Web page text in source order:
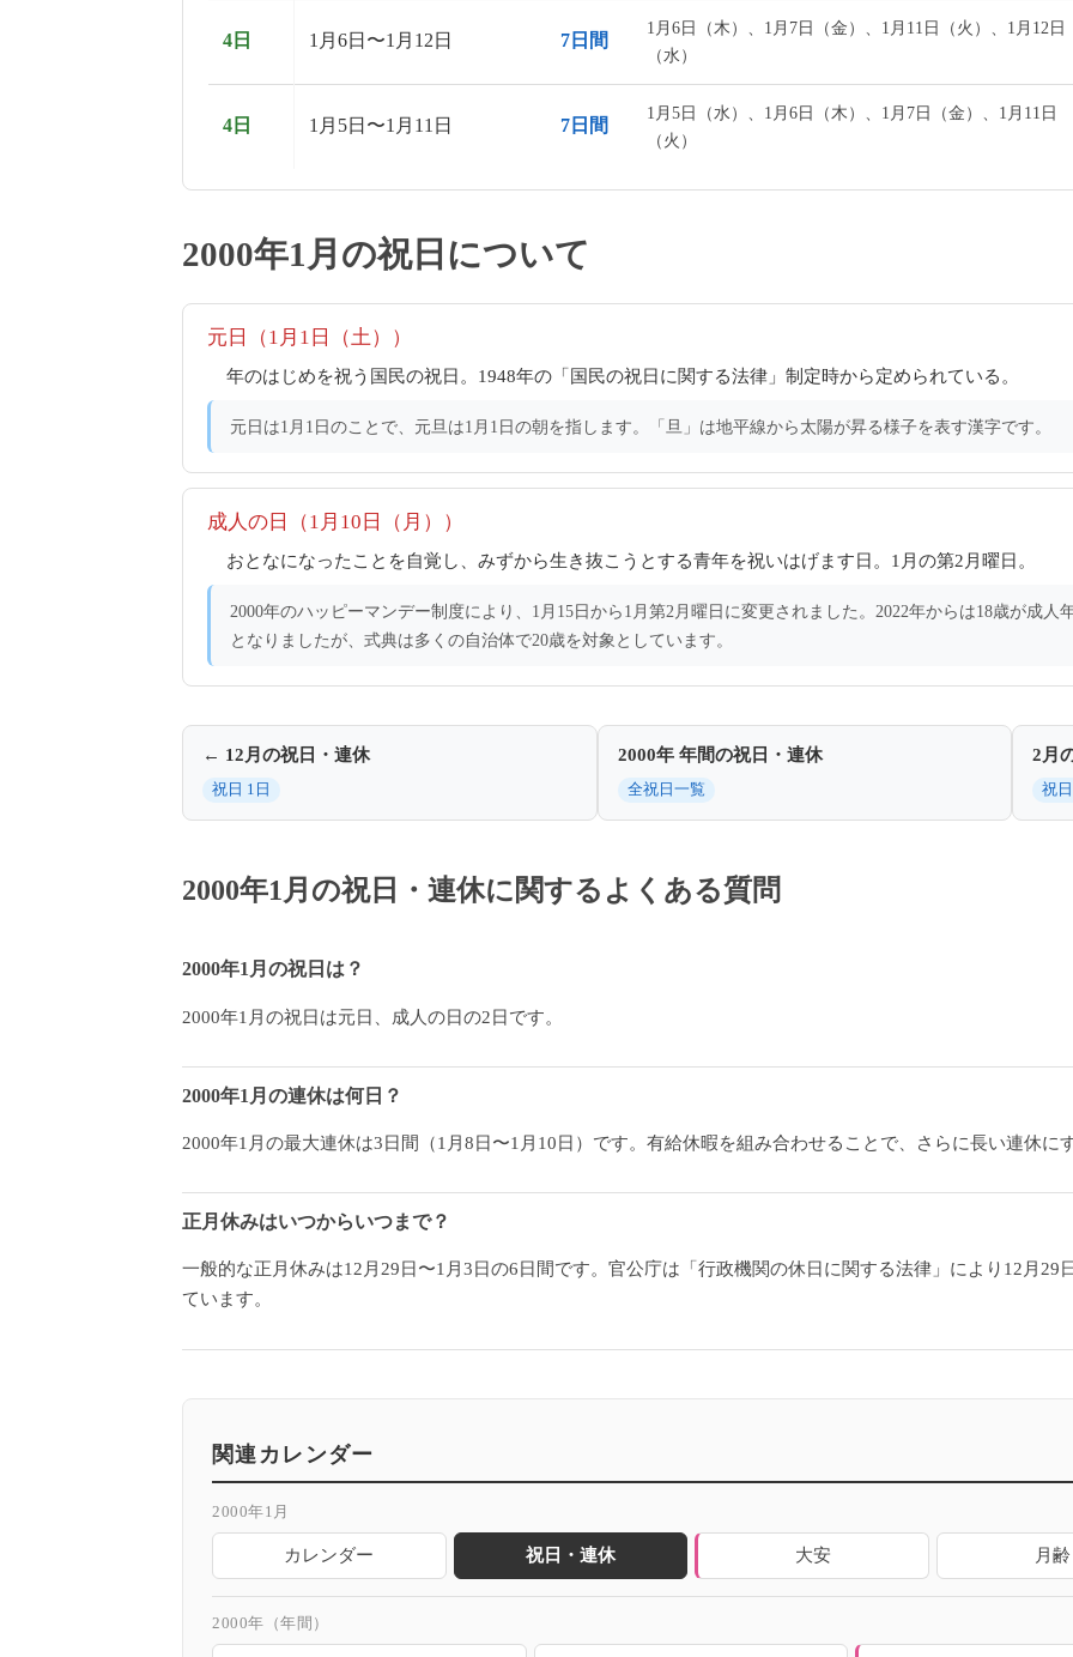
4日 1月6日〜1月12日 7日間
1月6日（木）、1月7日（金）、1月11日（火）、1月12日
（水）
4日 1月5日〜1月11日 7日間
1月5日（水）、1月6日（木）、1月7日（金）、1月11日
（火）
2000年1月の祝日について
元日（1月1日（土））
年のはじめを祝う国民の祝日。1948年の「国民の祝日に関する法律」制定時から定められている。
元日は1月1日のことで、元旦は1月1日の朝を指します。「旦」は地平線から太陽が昇る様子を表す漢字です。
成人の日（1月10日（月））
おとなになったことを自覚し、みずから生き抜こうとする青年を祝いはげます日。1月の第2月曜日。
2000年のハッピーマンデー制度により、1月15日から1月第2月曜日に変更されました。2022年からは18歳が成人
となりましたが、式典は多くの自治体で20歳を対象としています。
← 12月の祝日・連休
祝日 1日
2000年 年間の祝日・連休
全祝日一覧
2月
祝
2000年1月の祝日・連休に関するよくある質問
2000年1月の祝日は？
2000年1月の祝日は元日、成人の日の2日です。
2000年1月の連休は何日？
2000年1月の最大連休は3日間（1月8日〜1月10日）です。有給休暇を組み合わせることで、さらに長い連休に
正月休みはいつからいつまで？
一般的な正月休みは12月29日〜1月3日の6日間です。官公庁は「行政機関の休日に関する法律」により12月29
ています。
関連カレンダー
2000年1月
カレンダー 祝日・連休 大安 月齢
2000年（年間）